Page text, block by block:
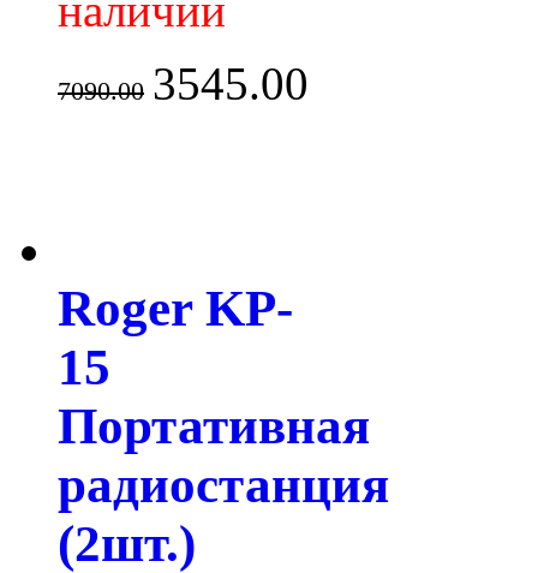
7090.00 3545.00
Roger KP-
15
Портативная
радиостанция
(2шт.)